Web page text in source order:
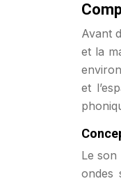
Avant
et la
et
Le
ondes